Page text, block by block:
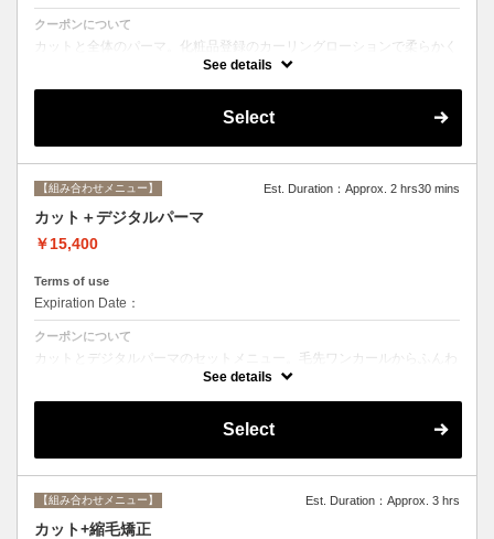
クーポンについて
カットと全体のパーマ。化粧品登録のカーリングローションで柔らかく
動きのあるスタイルからしっかりウェーブまで☆シャンプー、ブロー込
See details
Select
【組み合わせメニュー】 Est. Duration：Approx. 2 hrs30 mins
カット＋デジタルパーマ
￥15,400
Terms of use
Expiration Date：
クーポンについて
カットとデジタルパーマのセットメニュー。毛先ワンカールからふんわ
りルーズなカールまで大きめしっかりカール♪シャンプー・ブロー込
See details
Select
【組み合わせメニュー】 Est. Duration：Approx. 3 hrs
カット+縮毛矯正